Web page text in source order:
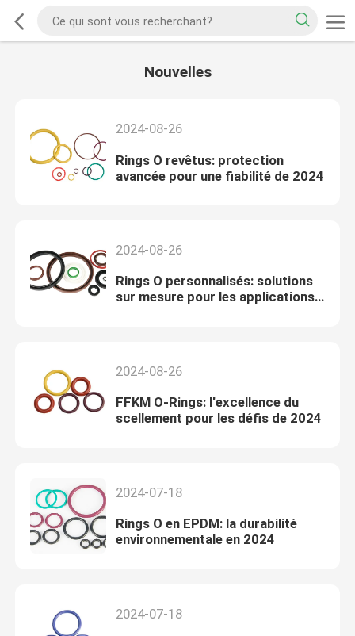
Nouvelles
2024-08-26
Rings O revêtus: protection
avancée pour une fiabilité de 2024
2024-08-26
Rings O personnalisés: solutions
sur mesure pour les applications
2024-08-26
FFKM O-Rings: l'excellence du
scellement pour les défis de 2024
2024-07-18
Rings O en EPDM: la durabilité
environnementale en 2024
2024-07-18